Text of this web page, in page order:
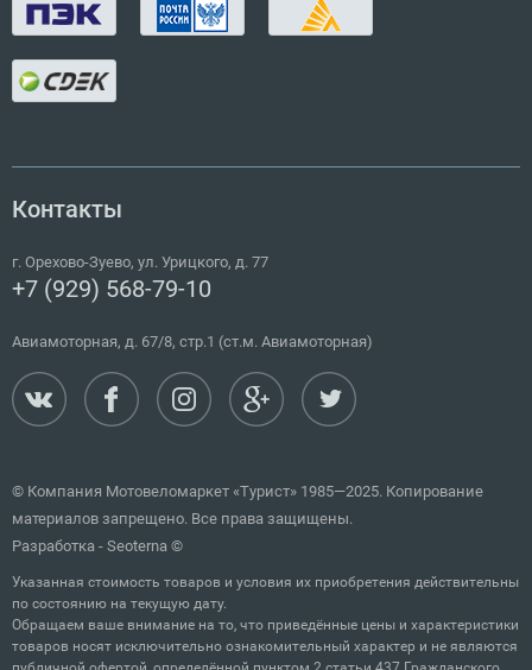
Контакты
г. Орехово-Зуево, ул. Урицкого, д. 77
+7 (929) 568-79-10
Авиамоторная, д. 67/8, стр.1 (ст.м. Авиамоторная)
© Компания Мотовеломаркет «Турист» 1985—2025. Копирование
материалов запрещено. Все права защищены.
Разработка - Seoterna ©
Указанная стоимость товаров и условия их приобретения действительны
по состоянию на текущую дату.
Обращаем ваше внимание на то, что приведённые цены и характеристики
товаров носят исключительно ознакомительный характер и не являются